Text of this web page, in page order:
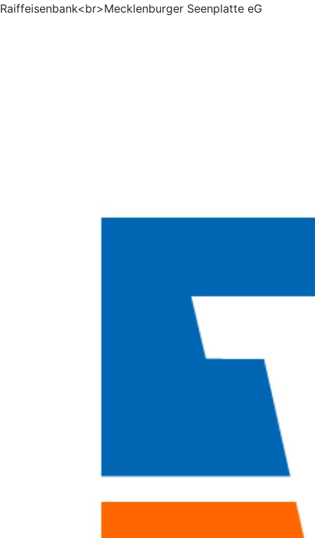
Raiffeisenbank<br>Mecklenburger Seenplatte eG